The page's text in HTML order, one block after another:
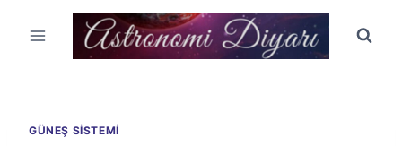
GÜNEŞ SISTEMI